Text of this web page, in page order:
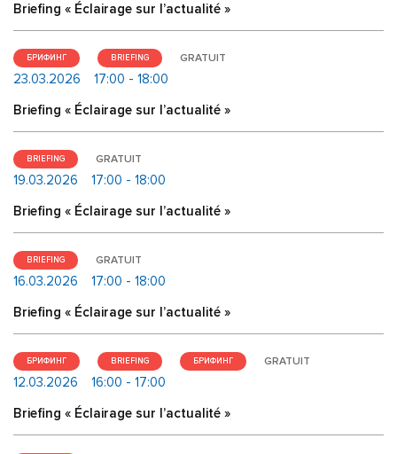
Briefing « Éclairage sur l’actualité »
БРИФИНГ BRIEFING GRATUIT
23.03.2026
17:00 - 18:00
Briefing « Éclairage sur l’actualité »
BRIEFING GRATUIT
19.03.2026
17:00 - 18:00
Briefing « Éclairage sur l’actualité »
BRIEFING GRATUIT
16.03.2026
17:00 - 18:00
Briefing « Éclairage sur l’actualité »
БРИФИНГ BRIEFING БРИФИНГ GRATUIT
12.03.2026
16:00 - 17:00
Briefing « Éclairage sur l’actualité »